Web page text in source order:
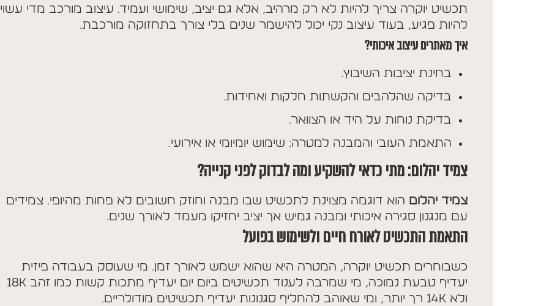
תכשיט יוקרה צריך להיות לא רק מרהיב, אלא גם יציב, שימושי ועמיד. עיצוב מורכב מדי עשוי
להיות פגיע, בעוד עיצוב נקי יכול להישמר שנים בלי צורך בתחזוקה מורכבת.
איך מאתרים עיצוב איכותי?
בחינת יציבות השיבוץ.
בדיקה שהלהבים והקשתות חלקות ואחידות.
בדיקת נוחות על היד או הצוואר.
התאמת העובי והמבנה למטרה: שימוש יומיומי או אירועי.
צמיד יהלום: מתי כדאי להשקיע ומה לבדוק לפני קנייה?
צמיד יהלום הוא דוגמה מצוינת לתכשיט שבו מבנה וחוזק חשובים לא פחות מהיופי. צמידים
עם מנגנון סגירה איכותי ומבנה גמיש אך יציב יחזיקו מעמד לאורך שנים.
התאמת התכשיט לאורח חיים ולשימוש בפועל
כשבוחרים תכשיט יוקרה, המטרה היא שהוא ישמש לאורך זמן. מי שעוסק בעבודה פיזית
יעדיף טבעת נמוכה, מי שמרבה לענוד תכשיטים ביום יום יעדיף מתכות קשות כמו זהב 18K
ולא 14K רך יותר, ומי שאוהב להחליף סגנונות יעדיף תכשיטים מודולריים.